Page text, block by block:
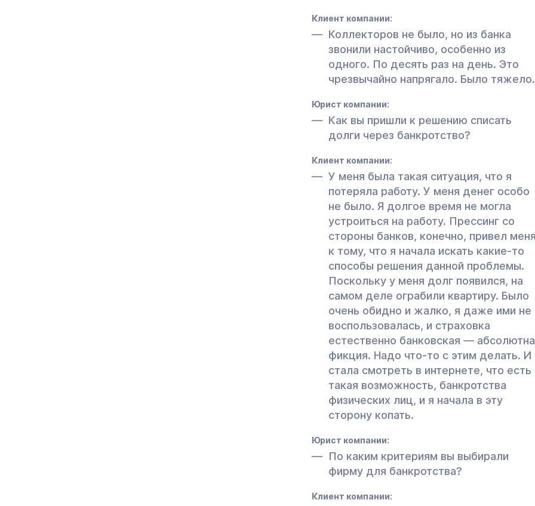
Клиент компании:
Коллекторов не было, но из банка
звонили настойчиво, особенно из
одного. По десять раз на день. Это
чрезвычайно напрягало. Было тяжело.
Юрист компании:
Как вы пришли к решению списать
долги через банкротство?
Клиент компании:
У меня была такая ситуация, что я
потеряла работу. У меня денег особо
не было. Я долгое время не могла
устроиться на работу. Прессинг со
стороны банков, конечно, привел
к тому, что я начала искать какие-то
способы решения данной проблемы.
Поскольку у меня долг появился, на
самом деле ограбили квартиру. Было
очень обидно и жалко, я даже ими не
воспользовалась, и страховка
естественно банковская —
фикция. Надо что-то с этим делать. И
стала смотреть в интернете, что есть
такая возможность, банкротства
физических лиц, и я начала в эту
сторону копать.
Юрист компании:
По каким критериям вы выбирали
фирму для банкротства?
Клиент компании: